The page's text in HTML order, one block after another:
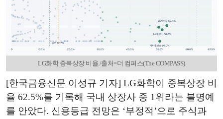
LG화학 중복상장 비율./출처=더 컴퍼스(The COMPASS)
[한국금융신문 이성규 기자] LG화학이 중복상장 비
율 62.5%를 기록해 국내 상장사 중 1위라는 불명예
를 안았다. 신용등급 전망은 ‘부정적’으로 주식과